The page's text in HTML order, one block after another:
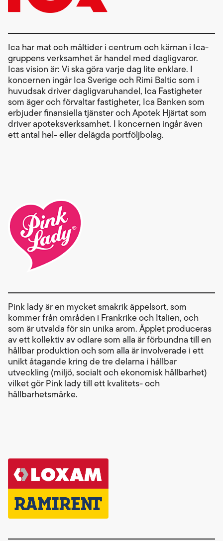
Ica har mat och måltider i centrum och kärnan i Ica-
gruppens verksamhet är handel med dagligvaror.
Icas vision är: Vi ska göra varje dag lite enklare. I
koncernen ingår Ica Sverige och Rimi Baltic som i
huvudsak driver dagligvaruhandel, Ica Fastigheter
som äger och förvaltar fastigheter, Ica Banken som
erbjuder finansiella tjänster och Apotek Hjärtat som
driver apoteksverksamhet. I koncernen ingår även
ett antal hel- eller delägda portföljbolag.
Pink lady är en mycket smakrik äppelsort, som
kommer från områden i Frankrike och Italien, och
som är utvalda för sin unika arom. Äpplet produceras
av ett kollektiv av odlare som alla är förbundna till en
hållbar produktion och som alla är involverade i ett
unikt åtagande kring de tre delarna i hållbar
utveckling (miljö, socialt och ekonomisk hållbarhet)
vilket gör Pink lady till ett kvalitets- och
hållbarhetsmärke.